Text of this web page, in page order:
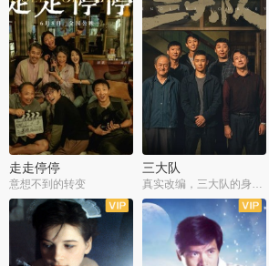
走走停停
意想不到的转变
三大队